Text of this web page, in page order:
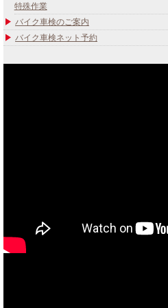
特殊作業
バイク車検のご案内
バイク車検ネット予約